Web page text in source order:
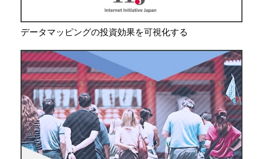
データマッピングの投資効果を可視化する